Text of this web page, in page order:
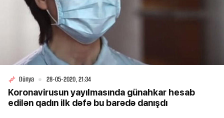
Dünya 28-05-2020, 21:34
Koronavirusun yayılmasında günahkar hesab
edilən qadın ilk dəfə bu barədə danışdı